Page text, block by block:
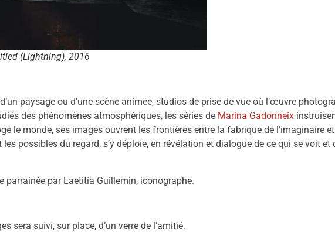
(Lightning), 2016
paysage ou d’une scène animée, studios de prise de vue où l’œuvre
des phénomènes atmosphériques, les séries de Marina Gadonneix
le monde, ses images ouvrent les frontières entre la fabrique de l’imaginaire
possibles du regard, s’y déploie, en révélation et dialogue de ce qui se voit et
parrainée par Laetitia Guillemin, iconographe.
sera suivi, sur place, d’un verre de l’amitié.